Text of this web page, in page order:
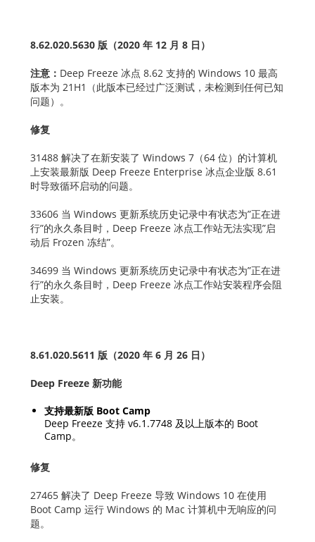
8.62.020.5630 版（2020 年 12 月 8 日）
注意： Deep Freeze 冰点 8.62 支持的 Windows 10 最高
版本为 21H1（此版本已经过广泛测试，未检测到任何已知
问题）。
修复
31488 解决了在新安装了 Windows 7（64 位）的计算机
上安装最新版 Deep Freeze Enterprise 冰点企业版 8.61
时导致循环启动的问题。
33606 当 Windows 更新系统历史记录中有状态为”正在进
行”的永久条目时，Deep Freeze 冰点工作站无法实现”启
动后 Frozen 冻结”。
34699 当 Windows 更新系统历史记录中有状态为”正在进
行”的永久条目时，Deep Freeze 冰点工作站安装程序会阻
止安装。
8.61.020.5611 版（2020 年 6 月 26 日）
Deep Freeze 新功能
支持最新版 Boot Camp
Deep Freeze 支持 v6.1.7748 及以上版本的 Boot
Camp。
修复
27465 解决了 Deep Freeze 导致 Windows 10 在使用
Boot Camp 运行 Windows 的 Mac 计算机中无响应的问
题。